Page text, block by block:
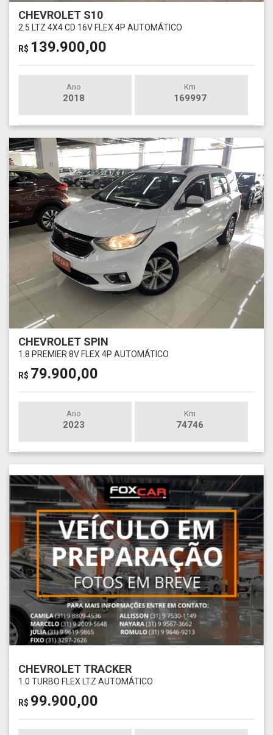
CHEVROLET S10
2.5 LTZ 4X4 CD 16V FLEX 4P AUTOMÁTICO
R$ 139.900,00
Ano
2018
Km
169997
CHEVROLET SPIN
1.8 PREMIER 8V FLEX 4P AUTOMÁTICO
R$ 79.900,00
Ano
2023
Km
74746
CHEVROLET TRACKER
1.0 TURBO FLEX LTZ AUTOMÁTICO
R$ 99.900,00